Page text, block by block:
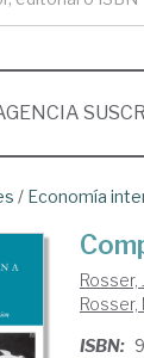
/ Economía
Rosser,
Rosser,
ISBN: